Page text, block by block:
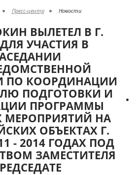
Пресс-центр Новости
ВЫЛЕТЕЛ В Г.
УЧАСТИЯ В
ПО КООРДИНАЦИИ
ПОДГОТОВКИ И
ПРОГРАММЫ
МЕРОПРИЯТИЙ НА
ОБЪЕКТАХ Г.
- 2014 ГОДАХ ПОД
ЗАМЕСТИТЕЛЯ